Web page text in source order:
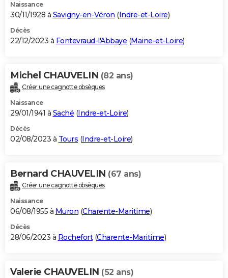
Naissance
30/11/1928 à Savigny-en-Véron (Indre-et-Loire)
Décès
22/12/2023 à Fontevraud-l'Abbaye (Maine-et-Loire)
Michel CHAUVELIN (82 ans)
Créer une cagnotte obsèques
Naissance
29/01/1941 à Saché (Indre-et-Loire)
Décès
02/08/2023 à Tours (Indre-et-Loire)
Bernard CHAUVELIN (67 ans)
Créer une cagnotte obsèques
Naissance
06/08/1955 à Muron (Charente-Maritime)
Décès
28/06/2023 à Rochefort(Charente-Maritime)
Valerie CHAUVELIN (52 ans)